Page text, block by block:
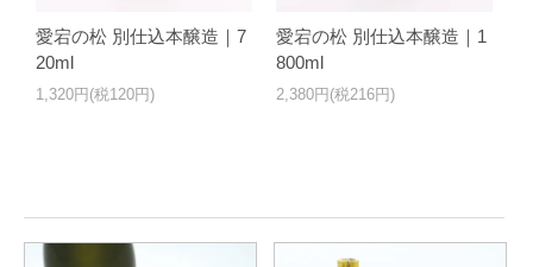
愛宕の松 別仕込本醸造｜7
20ml
1,320円(税120円)
愛宕の松 別仕込本醸造｜1
800ml
2,380円(税216円)